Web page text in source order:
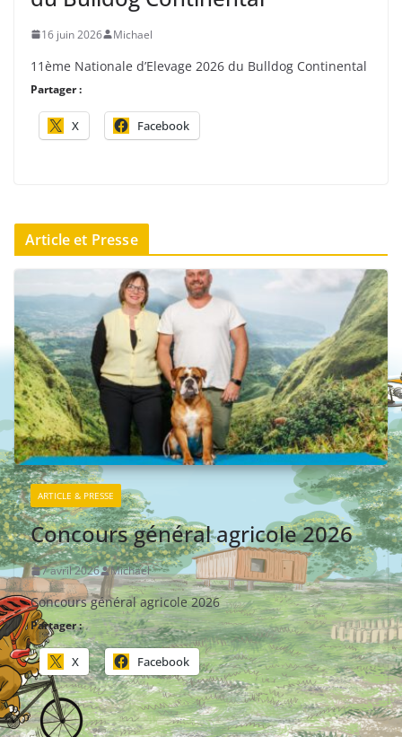
16 juin 2026 Michael
11ème Nationale d’Elevage 2026 du Bulldog Continental
Partager :
X Facebook
Article et Presse
ARTICLE & PRESSE
Concours général agricole 2026
7 avril 2026 Michael
Concours général agricole 2026
Partager :
X Facebook